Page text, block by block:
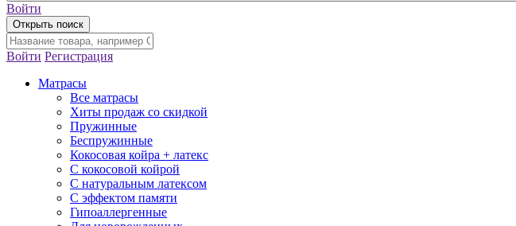
Войти
Открыть поиск
Войти Регистрация
Матрасы
Все матрасы
Хиты продаж со скидкой
Пружинные
Беспружинные
Кокосовая койра + латекс
С кокосовой койрой
С натуральным латексом
С эффектом памяти
Гипоаллергенные